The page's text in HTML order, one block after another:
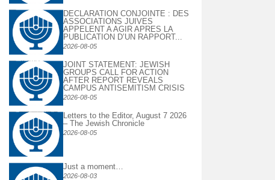
DECLARATION CONJOINTE : DES
ASSOCIATIONS JUIVES
APPELENT A AGIR APRES LA
PUBLICATION D’UN RAPPORT...
2026-08-05
JOINT STATEMENT: JEWISH
GROUPS CALL FOR ACTION
AFTER REPORT REVEALS
CAMPUS ANTISEMITISM CRISIS
2026-08-05
Letters to the Editor, August 7 2026
– The Jewish Chronicle
2026-08-05
Just a moment…
2026-08-03